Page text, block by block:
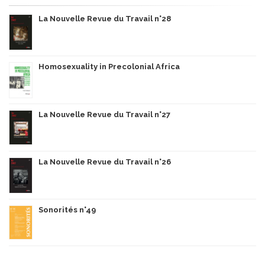
La Nouvelle Revue du Travail n°28
Homosexuality in Precolonial Africa
La Nouvelle Revue du Travail n°27
La Nouvelle Revue du Travail n°26
Sonorités n°49